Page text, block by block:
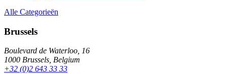
Alle Categorieën
Brussels
Boulevard de Waterloo, 16
1000 Brussels, Belgium
+32 (0)2 643 33 33